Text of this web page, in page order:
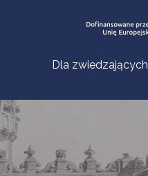
Dla zwiedzających